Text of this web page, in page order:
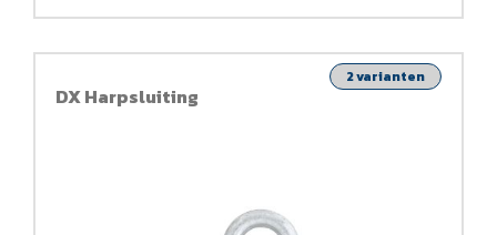
DX Harpsluiting
2 varianten